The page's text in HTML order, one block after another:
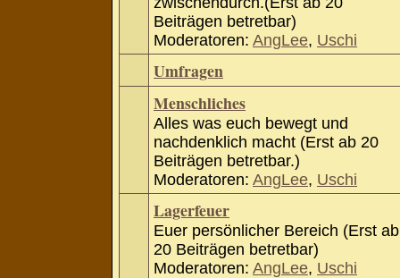
Beiträgen betretbar)
Moderatoren: AngLee, Uschi
Umfragen
Menschliches
Alles was euch bewegt und
nachdenklich macht (Erst ab 20
Beiträgen betretbar.)
Moderatoren: AngLee, Uschi
Lagerfeuer
Euer persönlicher Bereich (Erst ab
20 Beiträgen betretbar)
Moderatoren: AngLee, Uschi